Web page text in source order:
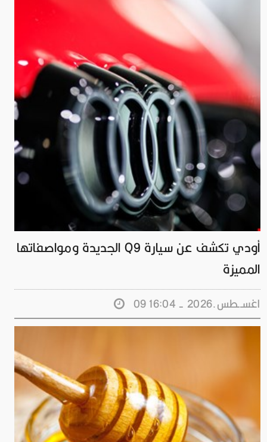
أودي تكشف عن سيارة Q9 الجديدة ومواصفاتها
المميزة
09 اغســطس.2026 - 16:04